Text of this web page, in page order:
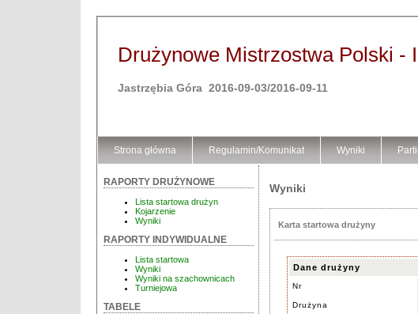
Drużynowe Mistrzostwa Polski -
Jastrzębia Góra 2016-09-03/2016-09-11
Strona główna Regulamin/Komunikat Wyniki
RAPORTY DRUŻYNOWE
Lista startowa drużyn
Kojarzenie
Wyniki
RAPORTY INDYWIDUALNE
Lista startowa
Wyniki
Wyniki na szachownicach
Turniejowa
TABELE
Wyniki
Karta startowa drużyny
Dane drużyny
Nr
Drużyna